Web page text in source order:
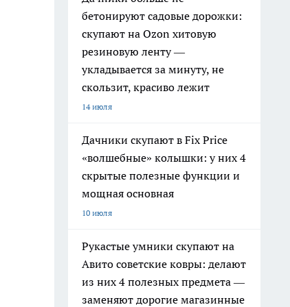
бетонируют садовые дорожки:
скупают на Ozon хитовую
резиновую ленту —
укладывается за минуту, не
скользит, красиво лежит
14 июля
Дачники скупают в Fix Price
«волшебные» колышки: у них 4
скрытые полезные функции и
мощная основная
10 июля
Рукастые умники скупают на
Авито советские ковры: делают
из них 4 полезных предмета —
заменяют дорогие магазинные